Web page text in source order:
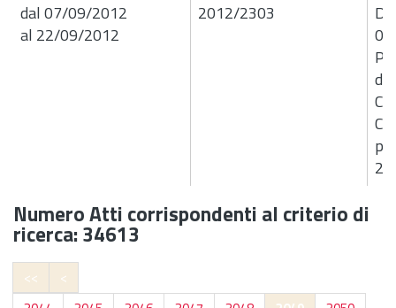
dal 07/09/2012
al 22/09/2012
2012/2303
Numero Atti corrispondenti al criterio di
ricerca: 34613
<<
<